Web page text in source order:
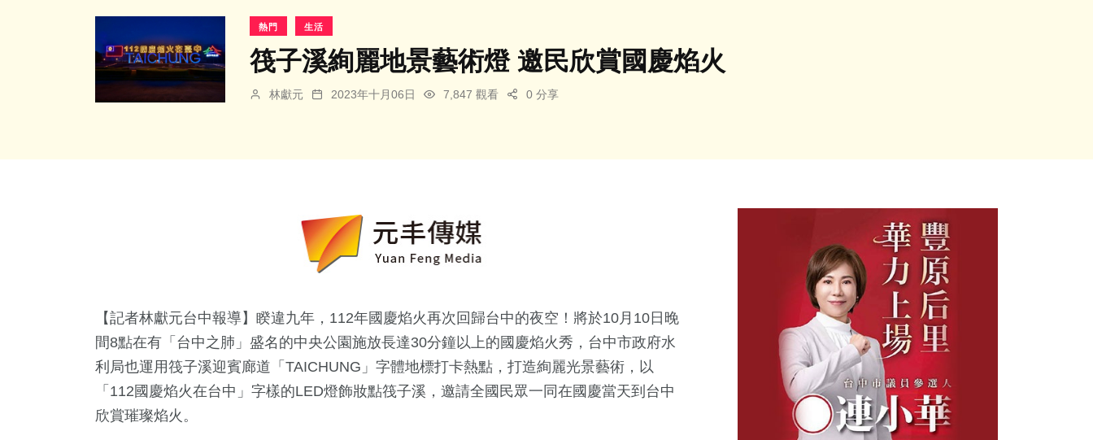
熱門 生活
筏子溪絢麗地景藝術燈 邀民欣賞國慶焰火
林獻元 2023年十月06日 7,847 觀看 0 分享
【記者林獻元台中報導】睽違九年，112年國慶焰火再次回歸台中的夜空！將於10月10日晚
間8點在有「台中之肺」盛名的中央公園施放長達30分鐘以上的國慶焰火秀，台中市政府水
利局也運用筏子溪迎賓廊道「TAICHUNG」字體地標打卡熱點，打造絢麗光景藝術，以
「112國慶焰火在台中」字樣的LED燈飾妝點筏子溪，邀請全國民眾一同在國慶當天到台中
欣賞璀璨焰火。